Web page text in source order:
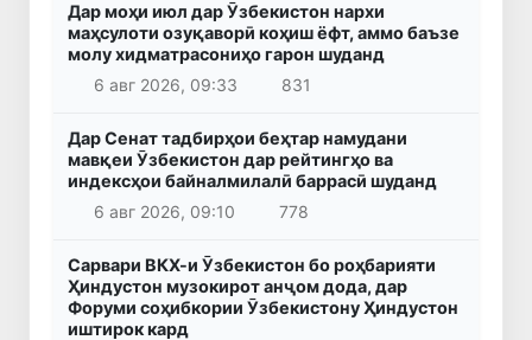
Дар моҳи июл дар Ӯзбекистон нархи
маҳсулоти озуқаворӣ коҳиш ёфт, аммо баъзе
молу хидматрасониҳо гарон шуданд
6 авг 2026, 09:33
831
Дар Сенат тадбирҳои беҳтар намудани
мавқеи Ӯзбекистон дар рейтингҳо ва
индексҳои байналмилалӣ баррасӣ шуданд
6 авг 2026, 09:10
778
Сарвари ВКХ-и Ӯзбекистон бо роҳбарияти
Ҳиндустон музокирот анҷом дода, дар
Форуми соҳибкории Ӯзбекистону Ҳиндустон
иштирок кард